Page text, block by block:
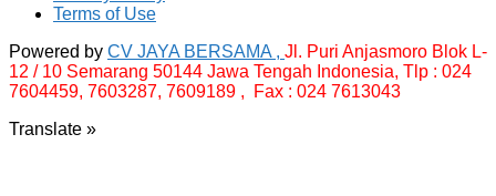
Terms of Use
Powered by CV JAYA BERSAMA , Jl. Puri Anjasmoro Blok L-
12 / 10 Semarang 50144 Jawa Tengah Indonesia, Tlp : 024
7604459, 7603287, 7609189 , Fax : 024 7613043
Translate »